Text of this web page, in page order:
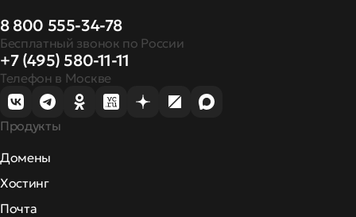
8 800 555-34-78
Бесплатный звонок по России
+7 (495) 580-11-11
Телефон в Москве
Продукты
Домены
Хостинг
Почта